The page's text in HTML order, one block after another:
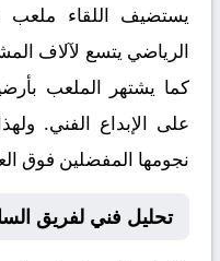
يستضيف اللقاء ملعب
الرياضي يتسع لآلاف
كما يشتهر الملعب
على الإبداع الفني.
نجومها المفضلين فوق
تحليل فني لفريق